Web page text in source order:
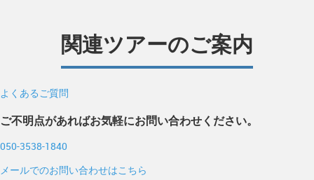
関連ツアーのご案内
よくあるご質問
ご不明点があればお気軽にお問い合わせください。
050-3538-1840
メールでのお問い合わせはこちら